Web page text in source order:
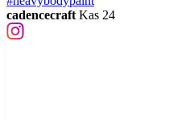
cadencecraft Kas 24